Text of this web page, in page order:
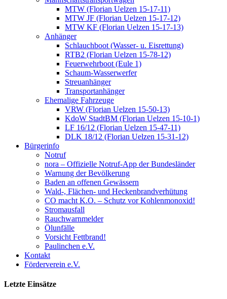
MTW (Florian Uelzen 15-17-11)
MTW JF (Florian Uelzen 15-17-12)
MTW KF (Florian Uelzen 15-17-13)
Anhänger
Schlauchboot (Wasser- u. Eisrettung)
RTB2 (Florian Uelzen 15-78-12)
Feuerwehrboot (Eule 1)
Schaum-Wasserwerfer
Streuanhänger
Transportanhänger
Ehemalige Fahrzeuge
VRW (Florian Uelzen 15-50-13)
KdoW StadtBM (Florian Uelzen 15-10-1)
LF 16/12 (Florian Uelzen 15-47-11)
DLK 18/12 (Florian Uelzen 15-31-12)
Bürgerinfo
Notruf
nora – Offizielle Notruf-App der Bundesländer
Warnung der Bevölkerung
Baden an offenen Gewässern
Wald-, Flächen- und Heckenbrandverhütung
CO macht K.O. – Schutz vor Kohlenmonoxid!
Stromausfall
Rauchwarnmelder
Ölunfälle
Vorsicht Fettbrand!
Paulinchen e.V.
Kontakt
Förderverein e.V.
Letzte Einsätze